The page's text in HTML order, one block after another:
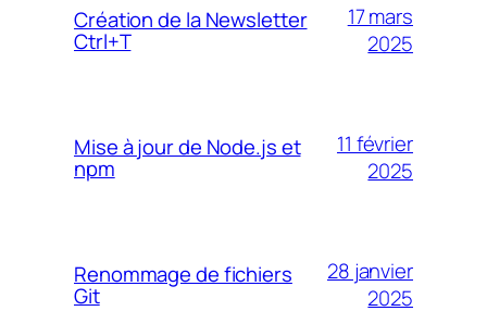
Création de la Newsletter
Ctrl+T
17 mars
2025
Mise à jour de Node.js et
npm
11 février
2025
Renommage de fichiers
Git
28 janvier
2025